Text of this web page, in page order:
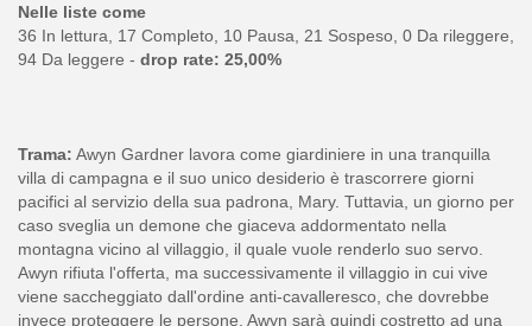
Nelle liste come
36 In lettura, 17 Completo, 10 Pausa, 21 Sospeso, 0 Da rileggere,
94 Da leggere - drop rate: 25,00%
Trama: Awyn Gardner lavora come giardiniere in una tranquilla
villa di campagna e il suo unico desiderio è trascorrere giorni
pacifici al servizio della sua padrona, Mary. Tuttavia, un giorno per
caso sveglia un demone che giaceva addormentato nella
montagna vicino al villaggio, il quale vuole renderlo suo servo.
Awyn rifiuta l'offerta, ma successivamente il villaggio in cui vive
viene saccheggiato dall'ordine anti-cavalleresco, che dovrebbe
invece proteggere le persone. Awyn sarà quindi costretto ad una